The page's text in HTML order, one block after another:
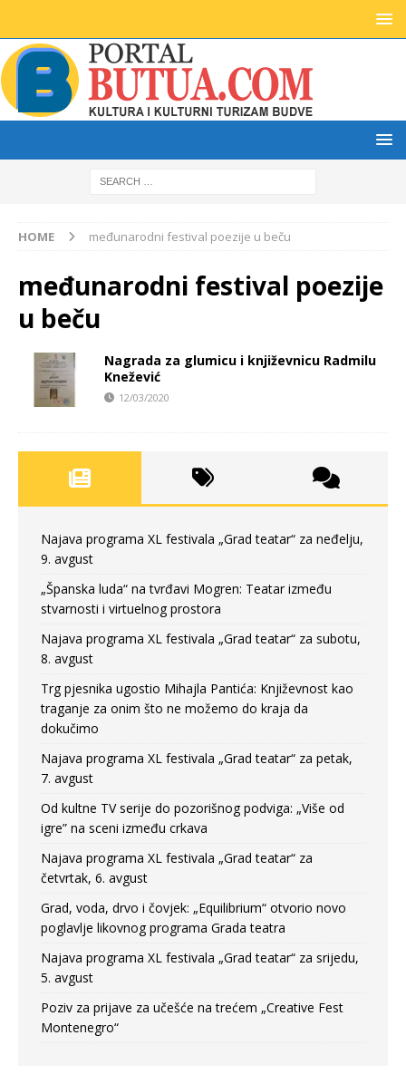
HOME međunarodni festival poezije u beču
međunarodni festival poezije
u beču
Nagrada za glumicu i književnicu Radmilu
Knežević
12/03/2020
Najava programa XL festivala „Grad teatar“ za neđelju,
9. avgust
„Španska luda“ na tvrđavi Mogren: Teatar između
stvarnosti i virtuelnog prostora
Najava programa XL festivala „Grad teatar“ za subotu,
8. avgust
Trg pjesnika ugostio Mihajla Pantića: Književnost kao
traganje za onim što ne možemo do kraja da
dokučimo
Najava programa XL festivala „Grad teatar“ za petak,
7. avgust
Od kultne TV serije do pozorišnog podviga: „Više od
igre” na sceni između crkava
Najava programa XL festivala „Grad teatar“ za
četvrtak, 6. avgust
Grad, voda, drvo i čovjek: „Equilibrium“ otvorio novo
poglavlje likovnog programa Grada teatra
Najava programa XL festivala „Grad teatar“ za srijedu,
5. avgust
Poziv za prijave za učešće na trećem „Creative Fest
Montenegro“